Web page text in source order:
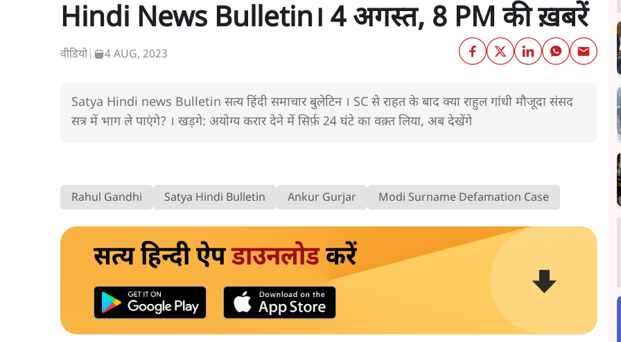
Hindi News Bulletin। 4 अगस्त, 8 PM की ख़बरें
वीडियो| 4 AUG, 2023
Satya Hindi news Bulletin सत्य हिंदी समाचार बुलेटिन । SC से राहत के बाद क्या राहुल गांधी मौजूदा संसद
सत्र में भाग ले पाएंगे? । खड़गे: अयोग्य करार देने में सिर्फ़ 24 घंटे का वक़्त लिया, अब देखेंगे
Rahul Gandhi Satya Hindi Bulletin Ankur Gurjar Modi Surname Defamation Case
सत्य हिन्दी ऐपडाउनलोडकरें